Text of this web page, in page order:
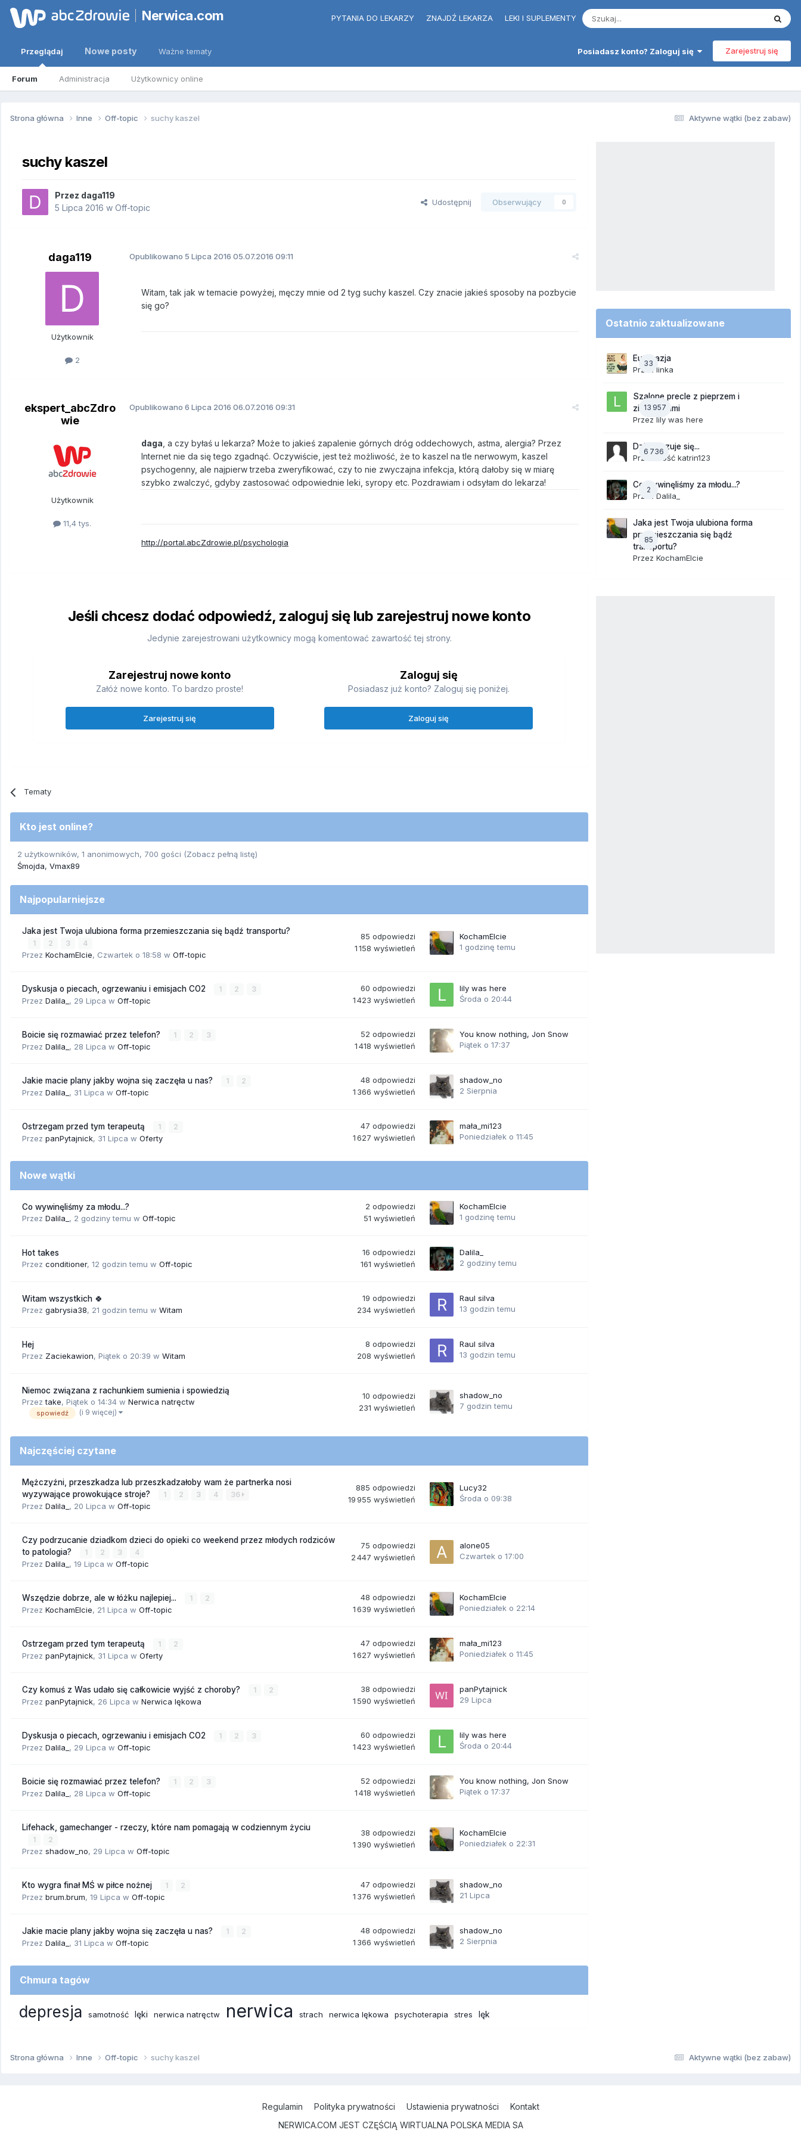
Nerwica.com PYTANIA DO LEKARZY ZNAJDŹ LEKARZA LEKI I SUPLEMENTY
Posiadasz konto? Zaloguj się Zarejestruj się
Przeglądaj
Forum Administracja Użytkownicy online
Nowe posty Ważne tematy
Aktywne wątki (bez zabaw)
Strona główna Inne Off-topic suchy kaszel
suchy kaszel
Przez daga119
5 Lipca 2016 w Off-topic
Udostępnij Obserwujący 0
daga119
Użytkownik
2
Opublikowano 5 Lipca 2016 05.07.2016 09:11
Witam, tak jak w temacie powyżej, męczy mnie od 2 tyg suchy kaszel. Czy znacie jakieś sposoby na pozbycie
się go?
ekspert_abcZdro
wie
Użytkownik
11,4 tys.
Opublikowano 6 Lipca 2016 06.07.2016 09:31
daga , a czy byłaś u lekarza? Może to jakieś zapalenie górnych dróg oddechowych, astma, alergia? Przez
Internet nie da się tego zgadnąć. Oczywiście, jest też możliwość, że to kaszel na tle nerwowym, kaszel
psychogenny, ale najpierw trzeba zweryfikować, czy to nie zwyczajna infekcja, którą dałoby się w miarę
szybko zwalczyć, gdyby zastosować odpowiednie leki, syropy etc. Pozdrawiam i odsyłam do lekarza!
http://portal.abcZdrowie.pl/psychologia
Jeśli chcesz dodać odpowiedź, zaloguj się lub zarejestruj nowe konto
Jedynie zarejestrowani użytkownicy mogą komentować zawartość tej strony.
Zarejestruj nowe konto
Załóż nowe konto. To bardzo proste!
Zarejestruj się
Zaloguj się
Posiadasz już konto? Zaloguj się poniżej.
Zaloguj się
Tematy
Kto jest online?
2 użytkowników, 1 anonimowych, 700 gości (Zobacz pełną listę)
Śmojda Vmax89
Najpopularniejsze
Jaka jest Twoja ulubiona forma przemieszczania się bądź transportu?
1 2 3 4
Przez KochamElcie, Czwartek o 18:58 w Off-topic
85 odpowiedzi
1 158 wyświetleń
KochamElcie
1 godzinę temu
Dyskusja o piecach, ogrzewaniu i emisjach CO2 1 2 3
Przez Dalila_ , 29 Lipca w Off-topic
60 odpowiedzi
1 423 wyświetleń
lily was here
Środa o 20:44
Boicie się rozmawiać przez telefon? 1 2 3
Przez Dalila_ , 28 Lipca w Off-topic
52 odpowiedzi
1 418 wyświetleń
You know nothing, Jon Snow
Piątek o 17:37
Jakie macie plany jakby wojna się zaczęła u nas? 1 2
Przez Dalila_ , 31 Lipca w Off-topic
48 odpowiedzi
1 366 wyświetleń
shadow_no
2 Sierpnia
Ostrzegam przed tym terapeutą 1 2
Przez panPytajnick, 31 Lipca w Oferty
47 odpowiedzi
1 627 wyświetleń
mała_mi123
Poniedziałek o 11:45
Nowe wątki
Co wywinęliśmy za młodu...?
Przez Dalila_ , 2 godziny temu w Off-topic
2 odpowiedzi
51 wyświetleń
KochamElcie
1 godzinę temu
Hot takes
Przez conditioner, 12 godzin temu w Off-topic
16 odpowiedzi
161 wyświetleń
Dalila_
2 godziny temu
Witam wszystkich 🍀
Przez gabrysia38, 21 godzin temu w Witam
19 odpowiedzi
234 wyświetleń
Raul silva
13 godzin temu
Hej
Przez Zaciekawion, Piątek o 20:39 w Witam
8 odpowiedzi
208 wyświetleń
Raul silva
13 godzin temu
Niemoc związana z rachunkiem sumienia i spowiedzią
Przeztake, Piątek o 14:34 w Nerwica natręctw
spowiedź (i 9 więcej)
10 odpowiedzi
231 wyświetleń
shadow_no
7 godzin temu
Najczęściej czytane
Mężczyźni, przeszkadza lub przeszkadzałoby wam że partnerka nosi
wyzywające prowokujące stroje?
1 2 3 4 36
Przez Dalila_ , 20 Lipca w Off-topic
885 odpowiedzi
19 955 wyświetleń
Lucy32
Środa o 09:38
Czy podrzucanie dziadkom dzieci do opieki co weekend przez młodych rodziców
to patologia?
1 2 3 4
Przez Dalila_ , 19 Lipca w Off-topic
75 odpowiedzi
2 447 wyświetleń
alone05
Czwartek o 17:00
Wszędzie dobrze, ale w łóżku najlepiej... 1 2
Przez KochamElcie, 21 Lipca w Off-topic
48 odpowiedzi
1 639 wyświetleń
KochamElcie
Poniedziałek o 22:14
Ostrzegam przed tym terapeutą 1 2
Przez panPytajnick, 31 Lipca w Oferty
47 odpowiedzi
1 627 wyświetleń
mała_mi123
Poniedziałek o 11:45
Czy komuś z Was udało się całkowicie wyjść z choroby? 1 2
Przez panPytajnick, 26 Lipca w Nerwica lękowa
38 odpowiedzi
1 590 wyświetleń
panPytajnick
29 Lipca
Dyskusja o piecach, ogrzewaniu i emisjach CO2 1 2 3
Przez Dalila_ , 29 Lipca w Off-topic
60 odpowiedzi
1 423 wyświetleń
lily was here
Środa o 20:44
Boicie się rozmawiać przez telefon? 1 2 3
Przez Dalila_ , 28 Lipca w Off-topic
52 odpowiedzi
1 418 wyświetleń
You know nothing, Jon Snow
Piątek o 17:37
Lifehack, gamechanger - rzeczy, które nam pomagają w codziennym życiu
1 2
Przez shadow_no, 29 Lipca w Off-topic
38 odpowiedzi
1 390 wyświetleń
KochamElcie
Poniedziałek o 22:31
Kto wygra finał MŚ w piłce nożnej 1 2
Przez brum.brum, 19 Lipca w Off-topic
47 odpowiedzi
1 376 wyświetleń
shadow_no
21 Lipca
Jakie macie plany jakby wojna się zaczęła u nas? 1 2
Przez Dalila_ , 31 Lipca w Off-topic
48 odpowiedzi
1 366 wyświetleń
shadow_no
2 Sierpnia
Chmura tagów
depresja samotność lęki nerwica natręctw nerwica strach nerwica lękowa psychoterapia stres lęk
Ostatnio zaktualizowane
33
Eutanazja
Przez linka
13 957
Szalone precle z pieprzem i
ziemniakami
Przez lily was here
6 736
Dzisiaj czuje się...
Przez Gość katrin123
2
Co wywinęliśmy za młodu...?
Przez Dalila_
85
Jaka jest Twoja ulubiona forma
przemieszczania się bądź
transportu?
Przez KochamElcie
Aktywne wątki (bez zabaw)
Strona główna Inne Off-topic suchy kaszel
Regulamin Polityka prywatności Ustawienia prywatności
Kontakt
NERWICA.COM JEST CZĘŚCIĄ WIRTUALNA POLSKA MEDIA SA